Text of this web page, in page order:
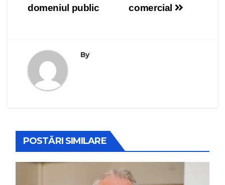
comercial
domeniul public
By
POSTĂRI SIMILARE